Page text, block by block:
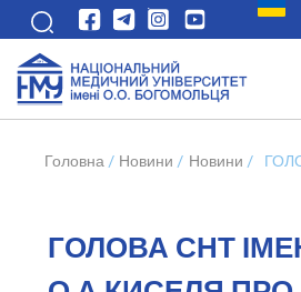
Головна / Новини / Новини /
ГОЛОВА СНТ